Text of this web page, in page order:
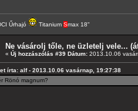
Űrhajó Titanium Smax 18"
Ne vásárolj tőle, ne üzletelj vele...
« Új hozzászólás #39 Dátum: 2013.10.06
írta: alf - 2013.10.06 vasárnap, 19:27:38
Rönó magnum?